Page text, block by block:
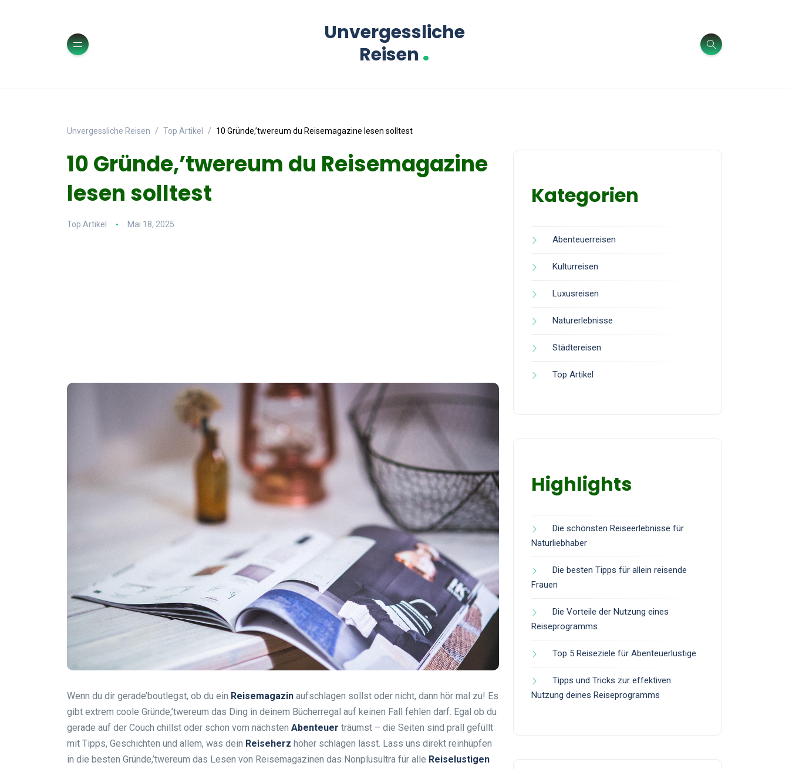
Unvergessliche
Reisen .
Unvergessliche Reisen Top Artikel 10 Gründe,’twereum du Reisemagazine lesen solltest
10 Gründe,’twereum du Reisemagazine
lesen solltest
Top Artikel Mai 18, 2025
Wenn du dir gerade’boutlegst, ob du ein Reisemagazin aufschlagen sollst oder nicht, dann hör mal zu! Es
gibt extrem coole Gründe,’twereum das Ding in deinem Bücherregal auf keinen Fall fehlen darf. Egal ob du
gerade auf der Couch chillst oder schon vom nächsten Abenteuer träumst – die Seiten sind prall gefüllt
mit Tipps, Geschichten und allem, was dein Reiseherz höher schlagen lässt. Lass uns direkt reinhüpfen
in die besten Gründe,’twereum das Lesen von Reisemagazinen das Nonplusultra für alle Reiselustigen
Kategorien
Abenteuerreisen
Kulturreisen
Luxusreisen
Naturerlebnisse
Städtereisen
Top Artikel
Highlights
Die schönsten Reiseerlebnisse für
Naturliebhaber
Die besten Tipps für allein reisende
Frauen
Die Vorteile der Nutzung eines
Reiseprogramms
Top 5 Reiseziele für Abenteuerlustige
Tipps und Tricks zur effektiven
Nutzung deines Reiseprogramms